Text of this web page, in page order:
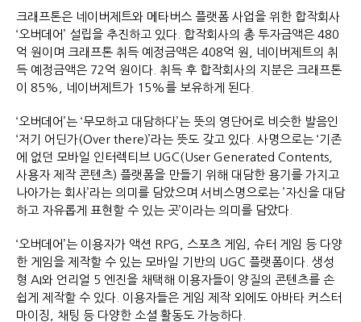
크래프톤은 네이버제트와 메타버스 플랫폼 사업을 위한 합작회사
‘오버데어’ 설립을 추진하고 있다. 합작회사의 총 투자금액은 480
억 원이며 크래프톤 취득 예정금액은 408억 원, 네이버제트의 취
득 예정금액은 72억 원이다. 취득 후 합작회사의 지분은 크래프톤
이 85%, 네이버제트가 15%를 보유하게 된다.
‘오버데어’는 ‘무모하고 대담하다’는 뜻의 영단어로 비슷한 발음인
‘저기 어딘가(Over there)’라는 뜻도 갖고 있다. 사명으로는 ‘기존
에 없던 모바일 인터렉티브 UGC(User Generated Contents,
사용자 제작 콘텐츠) 플랫폼을 만들기 위해 대담한 용기를 가지고
나아가는 회사’라는 의미를 담았으며 서비스명으로는 ’자신을 대담
하고 자유롭게 표현할 수 있는 곳’이라는 의미를 담았다.
‘오버데어’는 이용자가 액션 RPG, 스포츠 게임, 슈터 게임 등 다양
한 게임을 제작할 수 있는 모바일 기반의 UGC 플랫폼이다. 생성
형 AI와 언리얼 5 엔진을 채택해 이용자들이 양질의 콘텐츠를 손
쉽게 제작할 수 있다. 이용자들은 게임 제작 외에도 아바타 커스터
마이징, 채팅 등 다양한 소셜 활동도 가능하다.